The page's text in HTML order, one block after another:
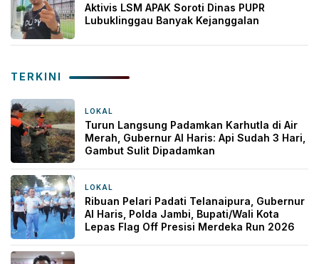
Aktivis LSM APAK Soroti Dinas PUPR
Lubuklinggau Banyak Kejanggalan
TERKINI
LOKAL
Turun Langsung Padamkan Karhutla di Air
Merah, Gubernur Al Haris: Api Sudah 3 Hari,
Gambut Sulit Dipadamkan
LOKAL
Ribuan Pelari Padati Telanaipura, Gubernur
Al Haris, Polda Jambi, Bupati/Wali Kota
Lepas Flag Off Presisi Merdeka Run 2026